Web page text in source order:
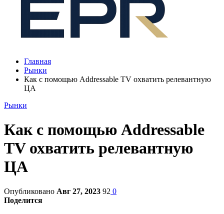
Главная
Рынки
Как с помощью Addressable TV охватить релевантную
ЦА
Рынки
Как с помощью Addressable
TV охватить релевантную
ЦА
Опубликовано Авг 27, 2023 92 0
Поделится